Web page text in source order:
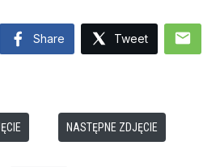
Share Tweet mail
NASTĘPNE ZDJĘCIE